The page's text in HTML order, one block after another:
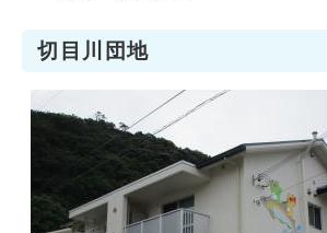
切目川団地